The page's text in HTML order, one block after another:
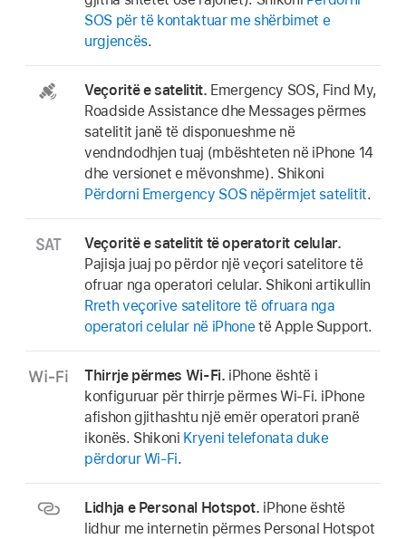
SOS për të kontaktuar me shërbimet e
urgjencës.
Veçoritë e satelitit. Emergency SOS, Find My,
Roadside Assistance dhe Messages përmes
satelitit janë të disponueshme në
vendndodhjen tuaj (mbështeten në iPhone 14
dhe versionet e mëvonshme). Shikoni
Përdorni Emergency SOS nëpërmjet satelitit.
Veçoritë e satelitit të operatorit celular.
Pajisja juaj po përdor një veçori satelitore të
ofruar nga operatori celular. Shikoni artikullin
Rreth veçorive satelitore të ofruara nga
operatori celular në iPhonetë Apple Support.
Thirrje përmes Wi-Fi. iPhone është i
konfiguruar për thirrje përmes Wi-Fi. iPhone
afishon gjithashtu një emër operatori pranë
ikonës. Shikoni Kryeni telefonata duke
përdorur Wi-Fi.
Lidhja e Personal Hotspot. iPhone është
lidhur me internetin përmes Personal Hotspot